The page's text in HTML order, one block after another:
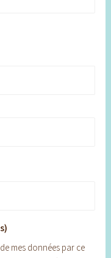
mes données par ce